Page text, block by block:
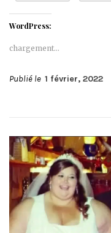
WordPress:
chargement…
Publié le 1 février, 2022